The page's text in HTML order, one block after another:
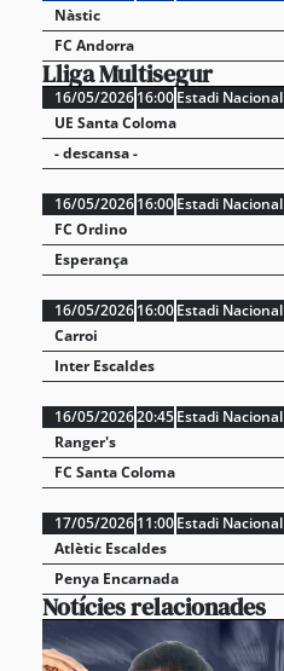
Nàstic
FC Andorra
Lliga Multisegur
16/05/202616:00Estadi Nacional
UE Santa Coloma
- descansa -
16/05/202616:00Estadi Nacional
FC Ordino
Esperança
16/05/202616:00Estadi Nacional
Carroi
Inter Escaldes
16/05/202620:45Estadi Nacional
Ranger's
FC Santa Coloma
17/05/202611:00Estadi Nacional
Atlètic Escaldes
Penya Encarnada
Notícies relacionades